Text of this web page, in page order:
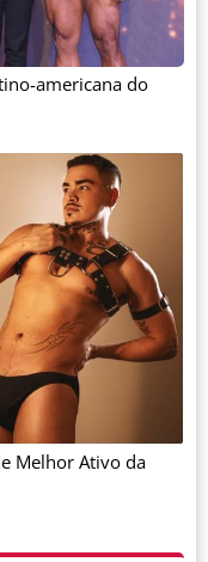
americana do
Melhor Ativo da